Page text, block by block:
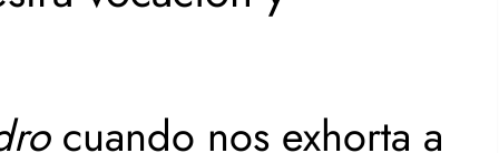
cuando nos exhorta a